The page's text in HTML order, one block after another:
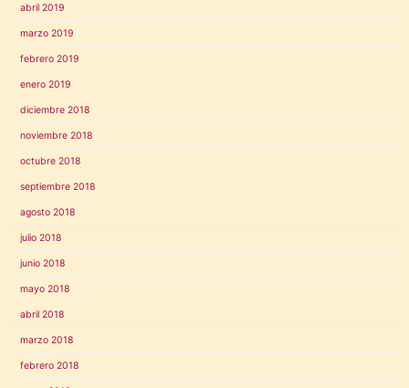
abril 2019
marzo 2019
febrero 2019
enero 2019
diciembre 2018
noviembre 2018
octubre 2018
septiembre 2018
agosto 2018
julio 2018
junio 2018
mayo 2018
abril 2018
marzo 2018
febrero 2018